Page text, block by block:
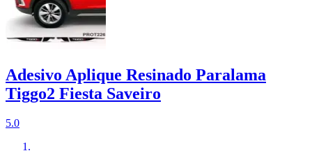
Adesivo Aplique Resinado Paralama
Tiggo2 Fiesta Saveiro
5.0